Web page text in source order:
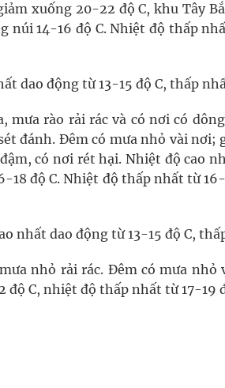
xuống 20-22 độ C, khu Tây
núi 14-16 độ C. Nhiệt độ thấp
dao động từ 13-15 độ C, thấp
mưa rào rải rác và có nơi có
đánh. Đêm có mưa nhỏ vài nơi;
có nơi rét hại. Nhiệt độ cao
18 độ C. Nhiệt độ thấp nhất từ
nhất dao động từ 13-15 độ C,
nhỏ rải rác. Đêm có mưa nhỏ
C, nhiệt độ thấp nhất từ 17-19